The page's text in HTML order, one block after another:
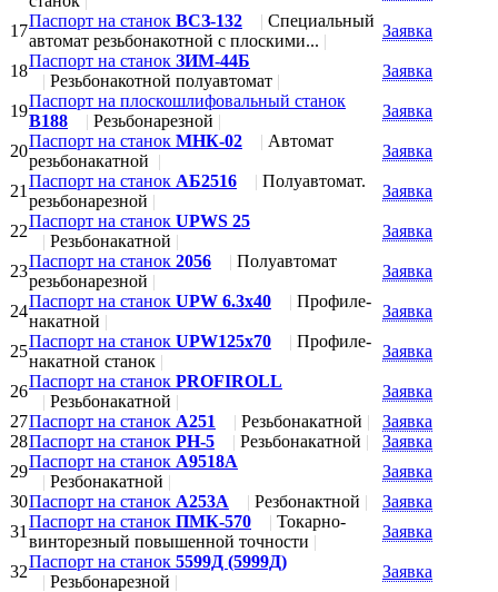
17
Паспорт на станок ВСЗ-132 | Специальный
автомат резьбонакотной с плоскими... |
Заявка
18
Паспорт на станок ЗИМ-44Б
| Резьбонакотной полуавтомат |
Заявка
19
Паспорт на плоскошлифовальный станок
В188
| Резьбонарезной |
Заявка
20
Паспорт на станок МНК-02 | Автомат
резьбонакатной |
Заявка
21
Паспорт на станок АБ2516 | Полуавтомат.
резьбонарезной |
Заявка
22
Паспорт на станок UPWS 25
| Резьбонакатной |
Заявка
23
Паспорт на станок 2056 | Полуавтомат
резьбонарезной |
Заявка
24
Паспорт на станок UPW 6.3x40 | Профиле-
накатной |
Заявка
25
Паспорт на станок UPW125x70 | Профиле-
накатной станок |
Заявка
26
Паспорт на станок PROFIROLL
| Резьбонакатной |
Заявка
27Паспорт на станок А251 | Резьбонакатной |
Заявка
28Паспорт на станок РН-5 | Резьбонакатной |
Заявка
29
Паспорт на станок А9518А
| Резбонакатной |
Заявка
30Паспорт на станок А253А | Резбонактной |
Заявка
31
Паспорт на станок ПМК-570 | Токарно-
винторезный повышенной точности |
Заявка
32
Паспорт на станок 5599Д (5999Д)
| Резьбонарезной |
Заявка